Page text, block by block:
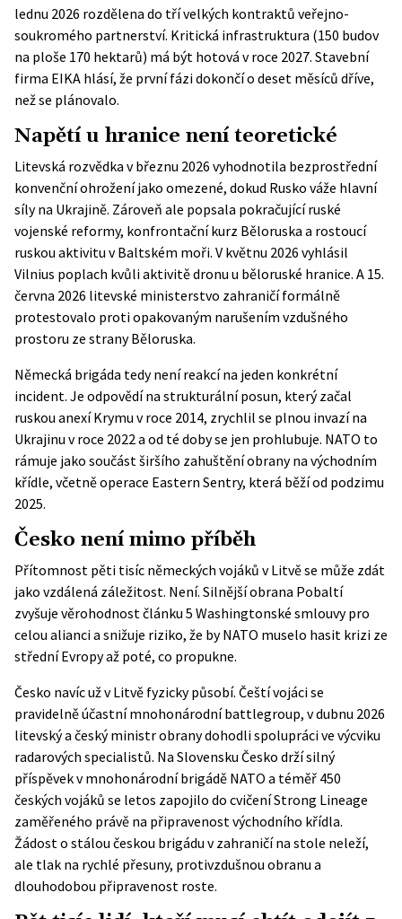
lednu 2026 rozdělena do tří velkých kontraktů veřejno-
soukromého partnerství. Kritická infrastruktura (150 budov
na ploše 170 hektarů) má být hotová v roce 2027. Stavební
firma EIKA hlásí, že první fázi dokončí o deset měsíců dříve,
než se plánovalo.
Napětí u hranice není teoretické
Litevská rozvědka v březnu 2026 vyhodnotila bezprostřední
konvenční ohrožení jako omezené, dokud Rusko váže hlavní
síly na Ukrajině. Zároveň ale popsala pokračující ruské
vojenské reformy, konfrontační kurz Běloruska a rostoucí
ruskou aktivitu v Baltském moři. V květnu 2026 vyhlásil
Vilnius poplach kvůli aktivitě dronu u běloruské hranice. A 15.
června 2026 litevské ministerstvo zahraničí formálně
protestovalo proti opakovaným narušením vzdušného
prostoru ze strany Běloruska.
Německá brigáda tedy není reakcí na jeden konkrétní
incident. Je odpovědí na strukturální posun, který začal
ruskou anexí Krymu v roce 2014, zrychlil se plnou invazí na
Ukrajinu v roce 2022 a od té doby se jen prohlubuje. NATO to
rámuje jako součást širšího zahuštění obrany na východním
křídle, včetně operace Eastern Sentry, která běží od podzimu
2025.
Česko není mimo příběh
Přítomnost pěti tisíc německých vojáků v Litvě se může zdát
jako vzdálená záležitost. Není. Silnější obrana Pobaltí
zvyšuje věrohodnost článku 5 Washingtonské smlouvy pro
celou alianci a snižuje riziko, že by NATO muselo hasit krizi ze
střední Evropy až poté, co propukne.
Česko navíc už v Litvě fyzicky působí. Čeští vojáci se
pravidelně účastní mnohonárodní battlegroup, v dubnu 2026
litevský a český ministr obrany dohodli spolupráci ve výcviku
radarových specialistů. Na Slovensku Česko drží silný
příspěvek v mnohonárodní brigádě NATO a téměř 450
českých vojáků se letos zapojilo do cvičení Strong Lineage
zaměřeného právě na připravenost východního křídla.
Žádost o stálou českou brigádu v zahraničí na stole neleží,
ale tlak na rychlé přesuny, protivzdušnou obranu a
dlouhodobou připravenost roste.